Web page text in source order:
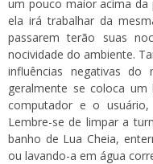
um pouco maior acima
ela irá trabalhar da
passarem terão suas
nocividade do ambiente.
influências negativas do
geralmente se coloca
computador e o
Lembre-se de limpar a
banho de Lua Cheia,
ou lavando-a em água